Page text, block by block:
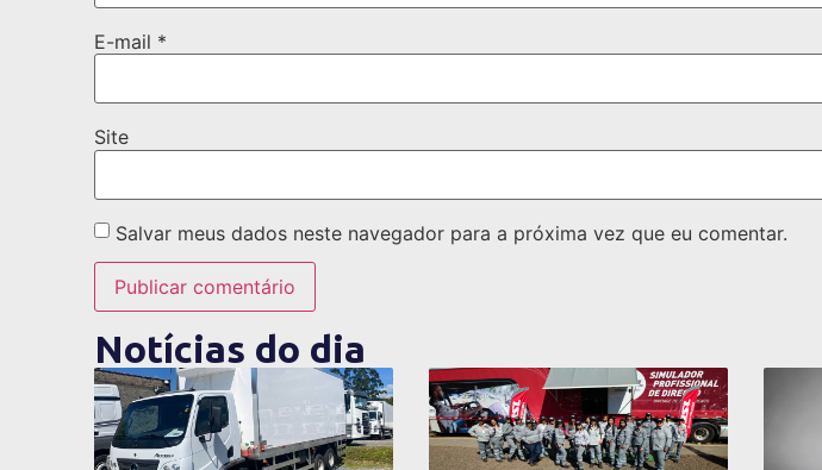
E-mail *
Site
Salvar meus dados neste navegador para a próxima vez que eu comentar.
Notícias do dia
ir para notícia ir para notícia